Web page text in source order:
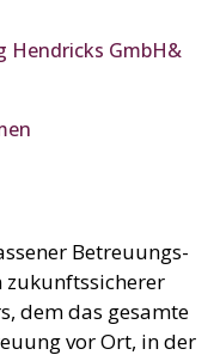
Hendricks GmbH&
Betreuungs-
zukunftssicherer
dem das gesamte
vor Ort, in der